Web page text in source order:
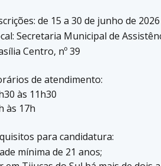
de 15 a 30 de junho de 2026
Secretaria Municipal de
Centro, nº 39
de atendimento:
às 11h30
às 17h
para candidatura:
mínima de 21 anos;